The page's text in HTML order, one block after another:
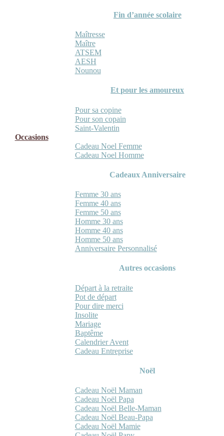
Fin d’année scolaire
Maîtresse
Maître
ATSEM
AESH
Nounou
Et pour les amoureux
Pour sa copine
Pour son copain
Saint-Valentin
Occasions
Cadeau Noel Femme
Cadeau Noel Homme
Cadeaux Anniversaire
Femme 30 ans
Femme 40 ans
Femme 50 ans
Homme 30 ans
Homme 40 ans
Homme 50 ans
Anniversaire Personnalisé
Autres occasions
Départ à la retraite
Pot de départ
Pour dire merci
Insolite
Mariage
Baptême
Calendrier Avent
Cadeau Entreprise
Noël
Cadeau Noël Maman
Cadeau Noël Papa
Cadeau Noël Belle-Maman
Cadeau Noël Beau-Papa
Cadeau Noël Mamie